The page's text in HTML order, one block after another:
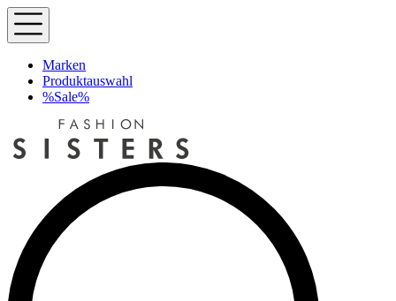
Marken
Produktauswahl
%Sale%